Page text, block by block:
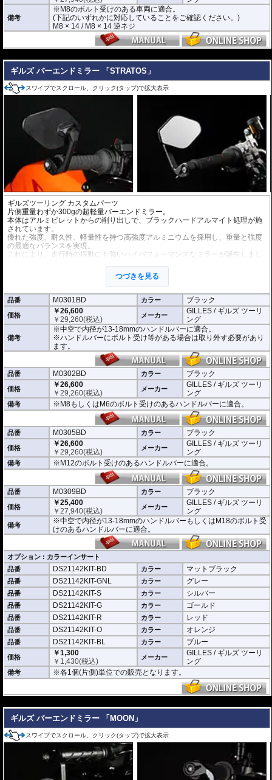
備考
※M8のボルト受けのある車両に適合。
(下記のいずれかに対応していることをご確認ください。)
M8 × 14 / M8 × 14 逆ネジ
ギルズ バーエンドミラー 「STRATOS」
スワイプでスクロール、クリック(タップ)で拡大表示
ギルズツーリング カスタムパーツ
片側重量わずか300gの超軽量バーエンドミラー。
本体はアルミビレットからの削り出しで、ブラックハードアルマイト処理が施
されています。
優れた強度、耐久性、軽量性を持つ高強度アルミニウムを採用し、重量と強度
の最適なバランスを実現。
これにより、走行時の振動にも強いハイパフォーマンスなミラーが誕生しまし
ミラーの角度や位置も調整が可能。視認性など安全へ関わる要素へも細心の注
※車検対応。
※1個単位での販売
※左右どちらにも使用できます。
※商品は汎用品となり、主に２系統の取り付け方法をラインナップ。
(取付確認がされているものは下記の適合検索で適合品番をご確認いただけま
M0301BD 中空で内径が13-18mmのハンドルバーに適合
M0302BD M8もしくはM6のボルト受けのあるハンドルバーに適合
M0305BD M12のボルト受けのあるハンドルバーに適合
M0309BD 中空で内径が13-18mmのハンドルバーもしくはM18のボルト受け
のあるハンドルバーに適合
別売オプションにカラーインサートをご用意。
車体のイメージに合わせたカスタムが可能となり、ワンポイントアクセントと
してその存在感を高めます。
つづきを見る
品番 M0301BD カラー ブラック
価格
￥26,600
￥29,260(税込) メーカー
GILLES / ギルズ ツーリ
ング
備考
※中空で内径が13-18mmのハンドルバーに適合。
※ハンドルバーにボルト受け等がある場合は取り外す必要があり
ます。
品番 M0302BD カラー ブラック
価格
￥26,600
￥29,260(税込) メーカー
GILLES / ギルズ ツーリ
ング
備考 ※M8もしくはM6のボルト受けのあるハンドルバーに適合。
品番 M0305BD カラー ブラック
価格
￥26,600
￥29,260(税込) メーカー
GILLES / ギルズ ツーリ
ング
備考 ※M12のボルト受けのあるハンドルバーに適合。
品番 M0309BD カラー ブラック
価格
￥25,400
￥27,940(税込) メーカー
GILLES / ギルズ ツーリ
ング
備考
※中空で内径が13-18mmのハンドルバーもしくはM18のボルト受
けのあるハンドルバーに適合。
オプション : カラーインサート
品番
DS21142KIT-BD カラー マットブラック
品番 DS21142KIT-GNL カラー グレー
品番 DS21142KIT-S カラー シルバー
品番 DS21142KIT-G カラー ゴールド
品番 DS21142KIT-R カラー レッド
品番 DS21142KIT-O カラー オレンジ
品番 DS21142KIT-BL カラー ブルー
価格
￥1,300
￥ 1,430(税込) メーカー
GILLES / ギルズ ツーリ
ング
備考 ※各1個(片側)単位での販売となります。
ギルズ バーエンドミラー 「MOON」
スワイプでスクロール、クリック(タップ)で拡大表示